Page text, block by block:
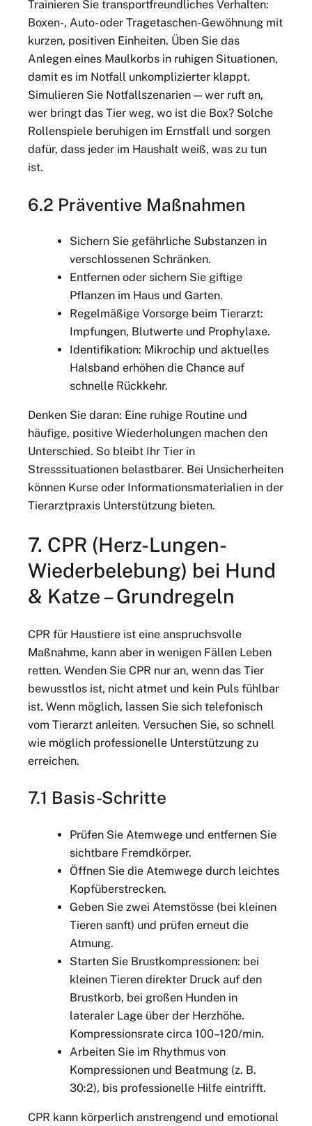
Trainieren Sie transportfreundliches Verhalten:
Boxen-, Auto- oder Tragetaschen-Gewöhnung mit
kurzen, positiven Einheiten. Üben Sie das
Anlegen eines Maulkorbs in ruhigen Situationen,
damit es im Notfall unkomplizierter klappt.
Simulieren Sie Notfallszenarien — wer ruft an,
wer bringt das Tier weg, wo ist die Box? Solche
Rollenspiele beruhigen im Ernstfall und sorgen
dafür, dass jeder im Haushalt weiß, was zu tun
ist.
6.2 Präventive Maßnahmen
Sichern Sie gefährliche Substanzen in
verschlossenen Schränken.
Entfernen oder sichern Sie giftige
Pflanzen im Haus und Garten.
Regelmäßige Vorsorge beim Tierarzt:
Impfungen, Blutwerte und Prophylaxe.
Identifikation: Mikrochip und aktuelles
Halsband erhöhen die Chance auf
schnelle Rückkehr.
Denken Sie daran: Eine ruhige Routine und
häufige, positive Wiederholungen machen den
Unterschied. So bleibt Ihr Tier in
Stresssituationen belastbarer. Bei Unsicherheiten
können Kurse oder Informationsmaterialien in der
Tierarztpraxis Unterstützung bieten.
7. CPR (Herz-Lungen-
Wiederbelebung) bei Hund
& Katze – Grundregeln
CPR für Haustiere ist eine anspruchsvolle
Maßnahme, kann aber in wenigen Fällen Leben
retten. Wenden Sie CPR nur an, wenn das Tier
bewusstlos ist, nicht atmet und kein Puls fühlbar
ist. Wenn möglich, lassen Sie sich telefonisch
vom Tierarzt anleiten. Versuchen Sie, so schnell
wie möglich professionelle Unterstützung zu
erreichen.
7.1 Basis-Schritte
Prüfen Sie Atemwege und entfernen Sie
sichtbare Fremdkörper.
Öffnen Sie die Atemwege durch leichtes
Kopfüberstrecken.
Geben Sie zwei Atemstösse (bei kleinen
Tieren sanft) und prüfen erneut die
Atmung.
Starten Sie Brustkompressionen: bei
kleinen Tieren direkter Druck auf den
Brustkorb, bei großen Hunden in
lateraler Lage über der Herzhöhe.
Kompressionsrate circa 100–120/min.
Arbeiten Sie im Rhythmus von
Kompressionen und Beatmung (z. B.
30:2), bis professionelle Hilfe eintrifft.
CPR kann körperlich anstrengend und emotional